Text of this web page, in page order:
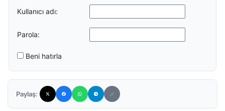
Kullanıcı adı:
Parola:
Beni hatırla
Paylaş: